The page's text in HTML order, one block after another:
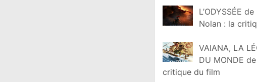
L’ODYSSÉE
Nolan : la
VAIANA, LA
DU MONDE
critique du film